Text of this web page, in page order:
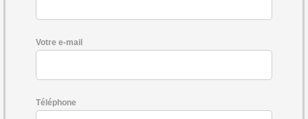
Votre e-mail
Téléphone